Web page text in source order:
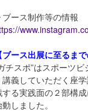
ース制作等の情報
ブース出展に至るまで
チスポ”はスポーツ
講義していただく座
する実践面の２部構
しました。